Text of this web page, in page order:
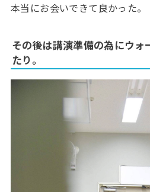
本当にお会いできて良かった。
その後は講演準備の為にウォ
たり。